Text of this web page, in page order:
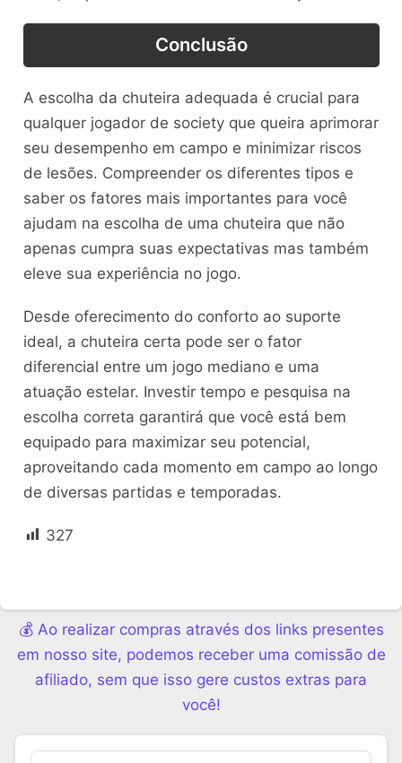
Conclusão
A escolha da chuteira adequada é crucial para
qualquer jogador de society que queira aprimorar
seu desempenho em campo e minimizar riscos
de lesões. Compreender os diferentes tipos e
saber os fatores mais importantes para você
ajudam na escolha de uma chuteira que não
apenas cumpra suas expectativas mas também
eleve sua experiência no jogo.
Desde oferecimento do conforto ao suporte
ideal, a chuteira certa pode ser o fator
diferencial entre um jogo mediano e uma
atuação estelar. Investir tempo e pesquisa na
escolha correta garantirá que você está bem
equipado para maximizar seu potencial,
aproveitando cada momento em campo ao longo
de diversas partidas e temporadas.
327
💰 Ao realizar compras através dos links presentes
em nosso site, podemos receber uma comissão de
afiliado, sem que isso gere custos extras para
você!